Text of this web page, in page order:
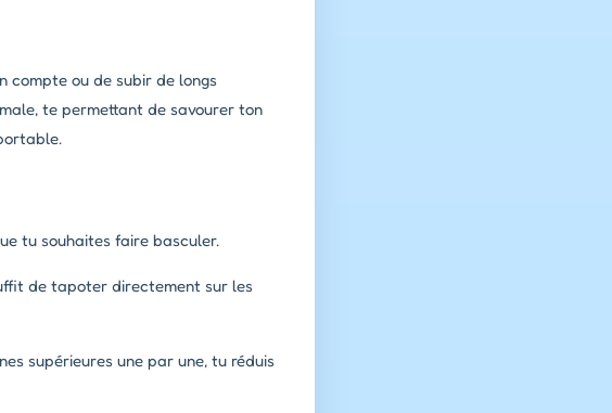
compte ou de subir de longs
te permettant de savourer ton
tu souhaites faire basculer.
de tapoter directement sur les
supérieures une par une, tu réduis